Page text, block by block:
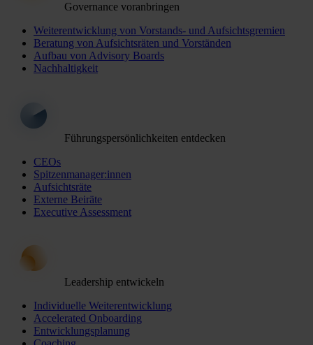
Governance voranbringen
Weiterentwicklung von Vorstands- und Aufsichtsgremien
Beratung von Aufsichtsräten und Vorständen
Aufbau von Advisory Boards
Nachhaltigkeit
Führungspersönlichkeiten entdecken
CEOs
Spitzenmanager:innen
Aufsichtsräte
Externe Beiräte
Executive Assessment
Leadership entwickeln
Individuelle Weiterentwicklung
Accelerated Onboarding
Entwicklungsplanung